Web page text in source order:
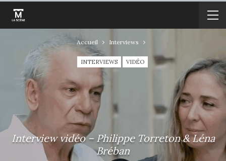
Accueil Interviews
INTERVIEWS VIDÉO
Interview vidéo – Philippe Torreton & Léna
Bréban